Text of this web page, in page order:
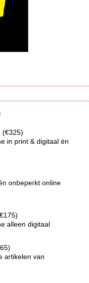
(€325)
in print & digitaal én
onbeperkt online
alleen digitaal
artikelen van